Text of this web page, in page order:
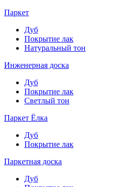
Паркет
Дуб
Покрытие лак
Натуральный тон
Инженерная доска
Дуб
Покрытие лак
Светлый тон
Паркет Ёлка
Дуб
Покрытие лак
Паркетная доска
Дуб